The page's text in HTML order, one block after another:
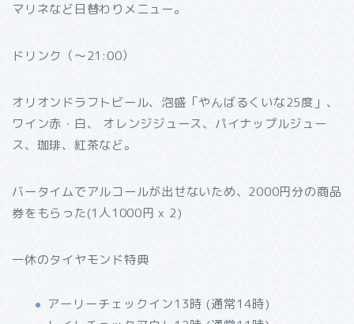
マリネなど日替わりメニュー。
ドリンク（～21:00）
オリオンドラフトビール、泡盛「やんばるくいな25度」、
ワイン赤・白、 オレンジジュース、パイナップルジュー
ス、珈琲、紅茶など。
バータイムでアルコールが出せないため、2000円分の商品
券をもらった(1人1000円 x 2)
一休のタイヤモンド特典
アーリーチェックイン13時 (通常14時)